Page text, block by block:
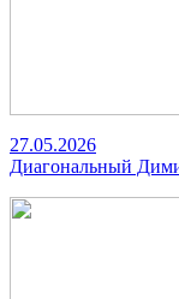
27.05.2026
Диагональный